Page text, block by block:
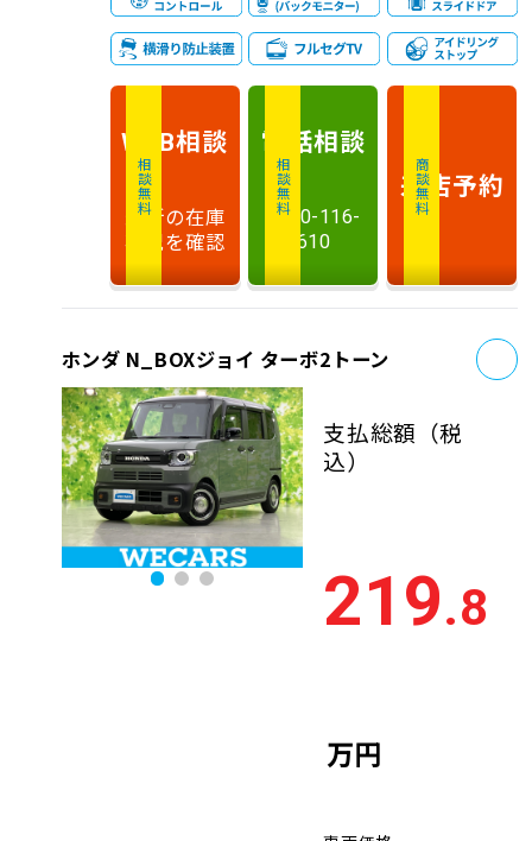
相談無料
WEB相談
最新の在庫
状況を確認
相談無料
電話相談
0120-116-
610
商談無料
来店予約
ホンダ N_BOXジョイ ターボ2トーン
支払総額 （税
込）
219.8
万円